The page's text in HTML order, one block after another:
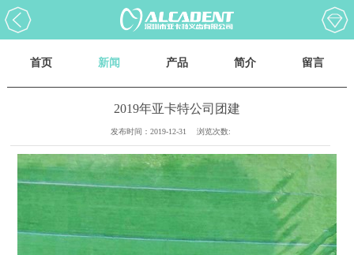
首页 新闻 产品 简介 留言
2019年亚卡特公司团建
发布时间： 2019-12-31 浏览次数: